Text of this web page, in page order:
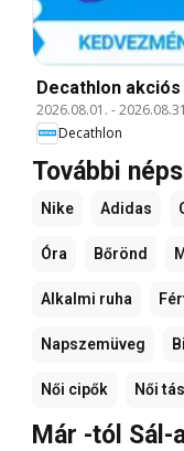
Decathlon akciós
2026.08.01. -
Decathlon
További
Nike Adidas
Óra Bőrönd
Alkalmi ruha
Napszemüveg
Női cipők Női
Már -tól Sál-